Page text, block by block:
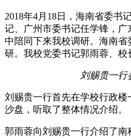
2018年4月18日，海南省委书
记、广州市委书记任学锋，
中陪同下来我校调研。海南
研。我校党委书记郭雨蓉、校
刘赐贵一行
刘赐贵一行首先在学校行政楼
沙盘，听取了整体情况介绍。
郭雨蓉向刘赐贵一行介绍了